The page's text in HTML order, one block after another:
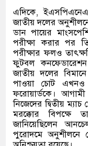
এদিকে,
জাতীয় দলের
ডান পায়ের
পরীক্ষা করার পর
পরীক্ষার ফলও
ফুটবল
জাতীয় দলের
পাওয়া চোট এখনও
ফরোয়ার্ডকে।
নিজেদের দ্বিতীয়
মরক্কোর বিপক্ষে
জানিয়েছিলেন
পুরোদমে অনুশীলনে